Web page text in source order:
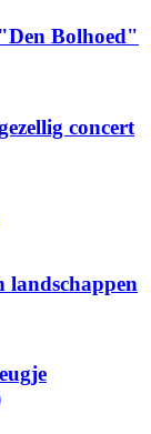
Bolhoed"
concert
landschappen